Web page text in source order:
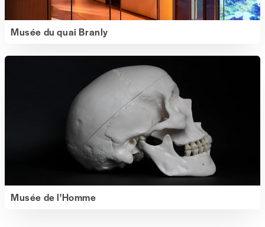
Musée du quai Branly
Musée de l'Homme